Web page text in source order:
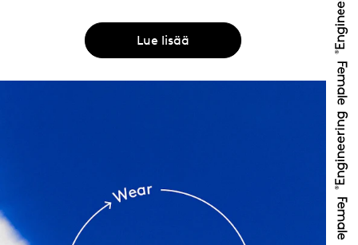
Lue lisää